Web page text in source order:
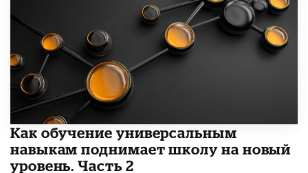
​Как обучение универсальным
навыкам поднимает школу на новый
уровень. Часть 2